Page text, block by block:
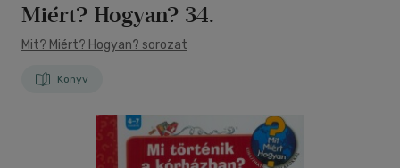
Miért? Hogyan? 34.
Mit? Miért? Hogyan? sorozat
Könyv